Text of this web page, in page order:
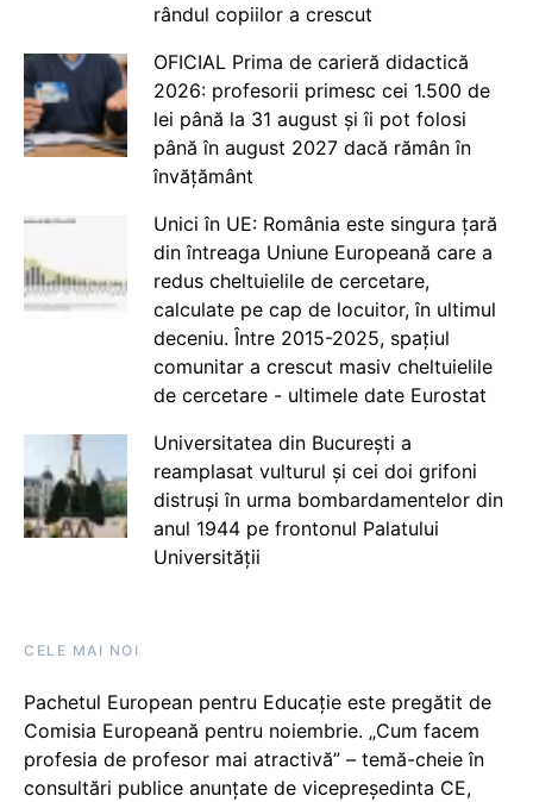
rândul copiilor a crescut
OFICIAL Prima de carieră didactică
2026: profesorii primesc cei 1.500 de
lei până la 31 august și îi pot folosi
până în august 2027 dacă rămân în
învățământ
Unici în UE: România este singura țară
din întreaga Uniune Europeană care a
redus cheltuielile de cercetare,
calculate pe cap de locuitor, în ultimul
deceniu. Între 2015-2025, spațiul
comunitar a crescut masiv cheltuielile
de cercetare - ultimele date Eurostat
Universitatea din București a
reamplasat vulturul și cei doi grifoni
distruși în urma bombardamentelor din
anul 1944 pe frontonul Palatului
Universității
CELE MAI NOI
Pachetul European pentru Educație este pregătit de
Comisia Europeană pentru noiembrie. „Cum facem
profesia de profesor mai atractivă” – temă-cheie în
consultări publice anunțate de vicepreședinta CE,